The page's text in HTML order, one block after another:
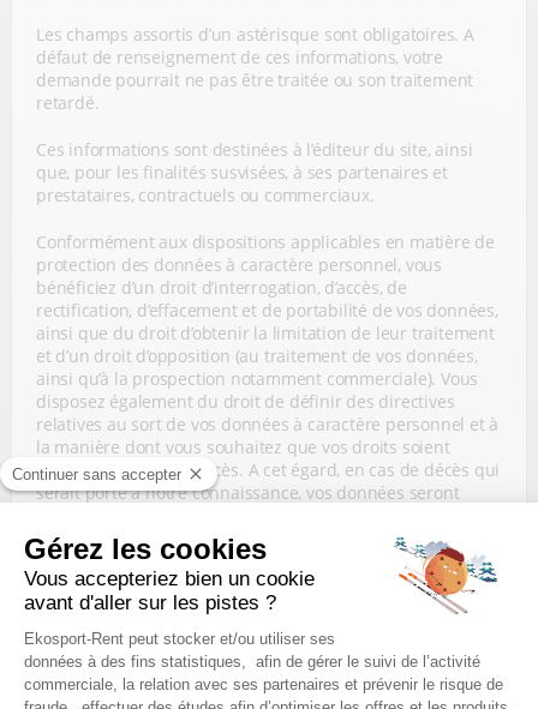
Les champs assortis d’un astérisque sont obligatoires. A
défaut de renseignement de ces informations, votre
demande pourrait ne pas être traitée ou son traitement
retardé.
Ces informations sont destinées à l’éditeur du site, ainsi
que, pour les finalités susvisées, à ses partenaires et
prestataires, contractuels ou commerciaux.
Conformément aux dispositions applicables en matière de
protection des données à caractère personnel, vous
bénéficiez d’un droit d’interrogation, d’accès, de
rectification, d’effacement et de portabilité de vos données,
ainsi que du droit d’obtenir la limitation de leur traitement
et d’un droit d’opposition (au traitement de vos données,
ainsi qu’à la prospection notamment commerciale). Vous
disposez également du droit de définir des directives
relatives au sort de vos données à caractère personnel et à
la manière dont vous souhaitez que vos droits soient
exercés après votre décès. A cet égard, en cas de décès qui
serait porté à notre connaissance, vos données seront
durée déterminée pour des motifs tenant à nos obligations
légales et réglementaires et/ou aux délais légaux de
prescription, et après le cas échéant avoir été
communiquées à un tiers éventuellement désigné par vos
soins.
Ces droits s’exercent par courrier électronique ou postal
accompagné d’une copie d’un justificatif d’identité signé à